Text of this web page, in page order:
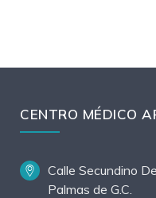
CENTRO MÉDICO
Calle Secundino
Palmas de G.C.